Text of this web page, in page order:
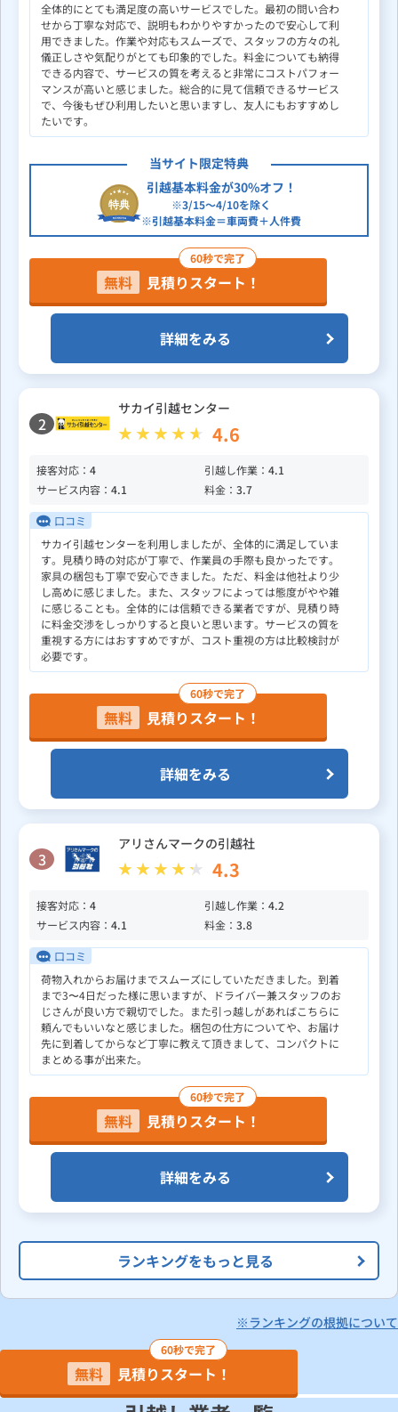
全体的にとても満足度の高いサービスでした。最初の問い合わ
せから丁寧な対応で、説明もわかりやすかったので安心して利
用できました。作業や対応もスムーズで、スタッフの方々の礼
儀正しさや気配りがとても印象的でした。料金についても納得
できる内容で、サービスの質を考えると非常にコストパフォー
マンスが高いと感じました。総合的に見て信頼できるサービス
で、今後もぜひ利用したいと思いますし、友人にもおすすめし
たいです。
当サイト限定特典
引越基本料金が30%オフ！
※3/15～4/10を除く
※引越基本料金＝車両費＋人件費
60秒で完了
無料 見積りスタート！
詳細をみる
2
サカイ引越センター
4.6
接客対応： 4 引越し作業： 4.1
サービス内容： 4.1 料金： 3.7
口コミ
サカイ引越センターを利用しましたが、全体的に満足していま
す。見積り時の対応が丁寧で、作業員の手際も良かったです。
家具の梱包も丁寧で安心できました。ただ、料金は他社より少
し高めに感じました。また、スタッフによっては態度がやや雑
に感じることも。全体的には信頼できる業者ですが、見積り時
に料金交渉をしっかりすると良いと思います。サービスの質を
重視する方にはおすすめですが、コスト重視の方は比較検討が
必要です。
60秒で完了
無料 見積りスタート！
詳細をみる
3
アリさんマークの引越社
4.3
接客対応： 4 引越し作業： 4.2
サービス内容： 4.1 料金： 3.8
口コミ
荷物入れからお届けまでスムーズにしていただきました。到着
まで3〜4日だった様に思いますが、ドライバー兼スタッフのお
じさんが良い方で親切でした。また引っ越しがあればこちらに
頼んでもいいなと感じました。梱包の仕方についてや、お届け
先に到着してからなど丁寧に教えて頂きまして、コンパクトに
まとめる事が出来た。
60秒で完了
無料 見積りスタート！
詳細をみる
ランキングをもっと見る
※ランキングの根拠について
60秒で完了
無料 見積りスタート！